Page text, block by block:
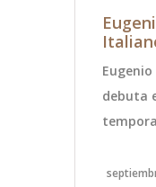
debuta
familia